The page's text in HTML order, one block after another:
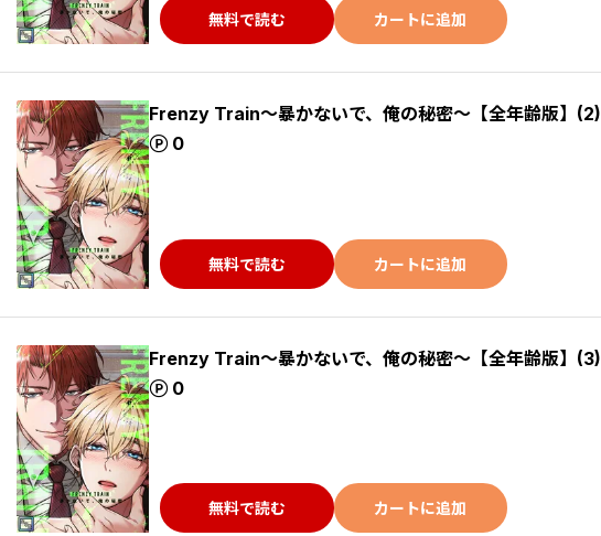
無料で読む カートに追加
Frenzy Train～暴かないで、俺の秘密～【全年齢版】(2)
0
ポイント
無料で読む カートに追加
Frenzy Train～暴かないで、俺の秘密～【全年齢版】(3)
0
ポイント
無料で読む カートに追加